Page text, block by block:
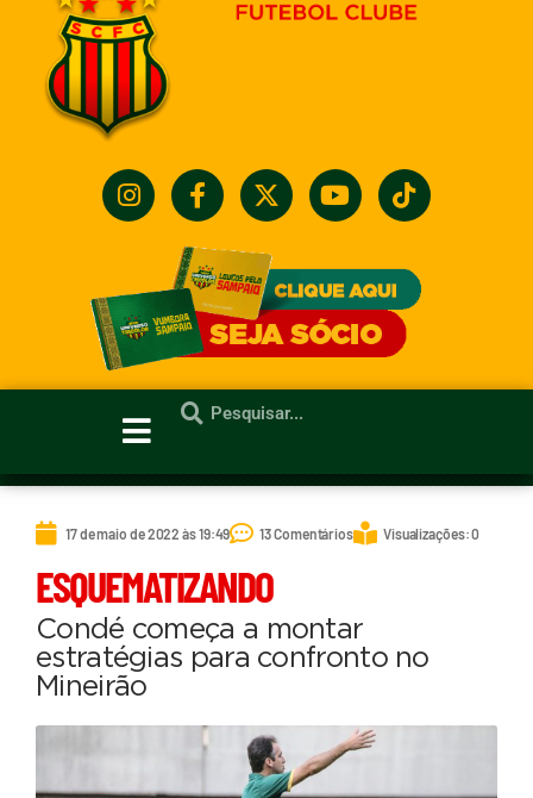
17 de maio de 2022 às 19:49 13 Comentários Visualizações: 0
ESQUEMATIZANDO
Condé começa a montar
estratégias para confronto no
Mineirão